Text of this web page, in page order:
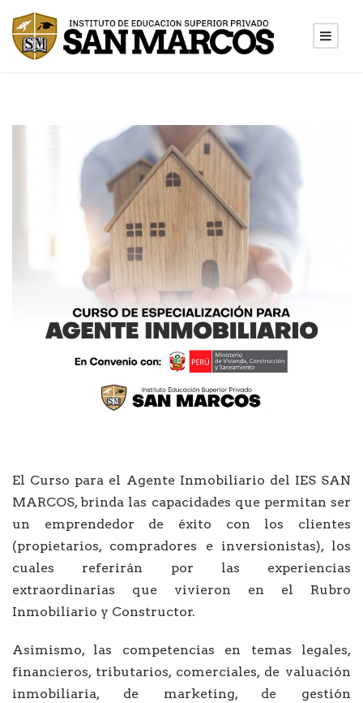
El Curso para el Agente Inmobiliario del IES SAN
MARCOS, brinda las capacidades que permitan ser
un emprendedor de éxito con los clientes
(propietarios, compradores e inversionistas), los
cuales referirán por las experiencias
extraordinarias que vivieron en el Rubro
Inmobiliario y Constructor.
Asimismo, las competencias en temas legales,
financieros, tributarios, comerciales, de valuación
inmobiliaria, de marketing, de gestión